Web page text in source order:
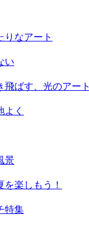
りなアート
い
飛ばす、光のアート
く
景
楽しもう！
特集